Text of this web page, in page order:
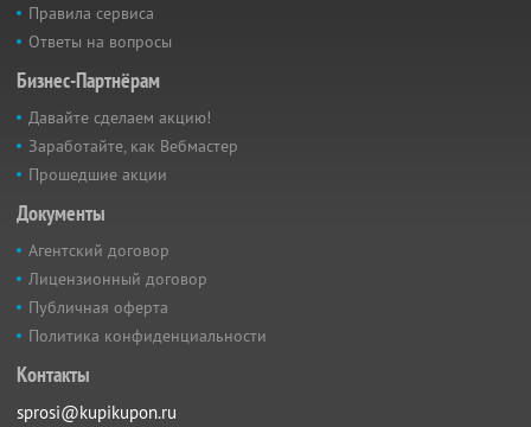
Правила сервиса
Ответы на вопросы
Бизнес-Партнёрам
Давайте сделаем акцию!
Заработайте, как Вебмастер
Прошедшие акции
Документы
Агентский договор
Лицензионный договор
Публичная оферта
Политика конфиденциальности
Контакты
sprosi@kupikupon.ru